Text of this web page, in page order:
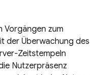
Vorgängen zum
der Überwachung des
Zeitstempeln
Nutzerpräsenz